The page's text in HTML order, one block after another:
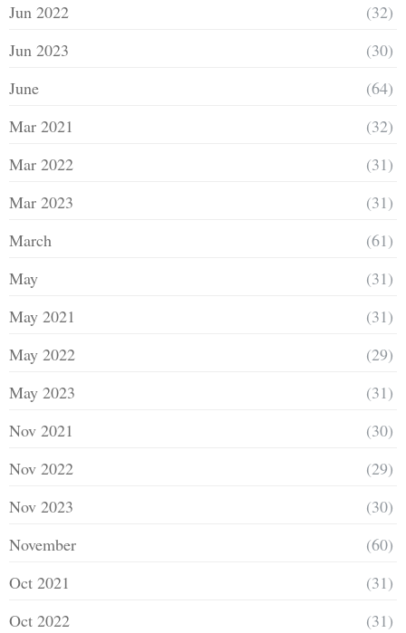
Jun 2022
(32)
Jun 2023
(30)
June
(64)
Mar 2021
(32)
Mar 2022
(31)
Mar 2023
(31)
March
(61)
May
(31)
May 2021
(31)
May 2022
(29)
May 2023
(31)
Nov 2021
(30)
Nov 2022
(29)
Nov 2023
(30)
November
(60)
Oct 2021
(31)
Oct 2022
(31)